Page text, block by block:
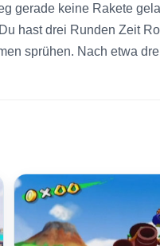
gerade keine Rakete
hast drei Runden Zeit
sprühen. Nach etwa